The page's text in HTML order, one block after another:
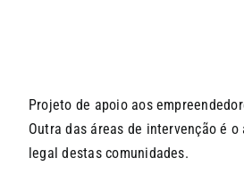
Projeto de apoio aos
Outra das áreas de intervenção é
legal destas comunidades.